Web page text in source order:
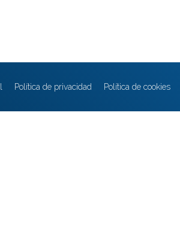
Política de privacidad Política de cookies